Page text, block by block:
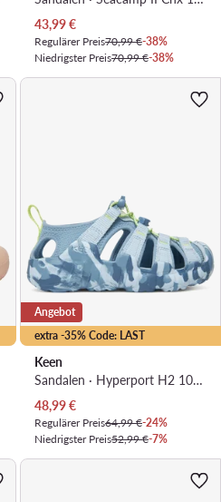
Aktueller Preis
43,99€
Regulärer Preis70,99 €-38%
Niedrigster Preis70,99 €-38%
extra -35% Code: LAST
Angebot
Keen
Sandalen · Hyperport H2 1030833 · Himmelblau
Aktueller Preis
48,99€
Regulärer Preis64,99 €-24%
Niedrigster Preis52,99 €-7%